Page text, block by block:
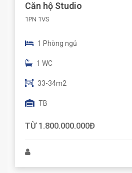
Căn hộ Studio
1PN 1VS
1 Phòng ngủ
1 WC
33-34m2
TB
TỪ 1.800.000.000Đ